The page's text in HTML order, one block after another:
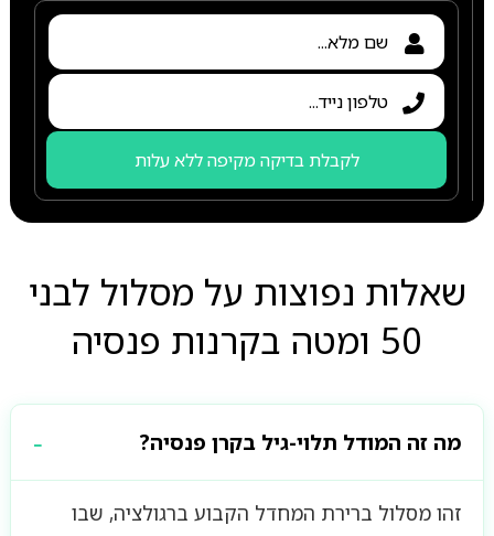
לקבלת בדיקה מקיפה ללא עלות
שאלות נפוצות על מסלול לבני
50 ומטה בקרנות פנסיה
מה זה המודל תלוי-גיל בקרן פנסיה?
זהו מסלול ברירת המחדל הקבוע ברגולציה, שבו